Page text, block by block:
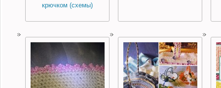
крючком (схемы)